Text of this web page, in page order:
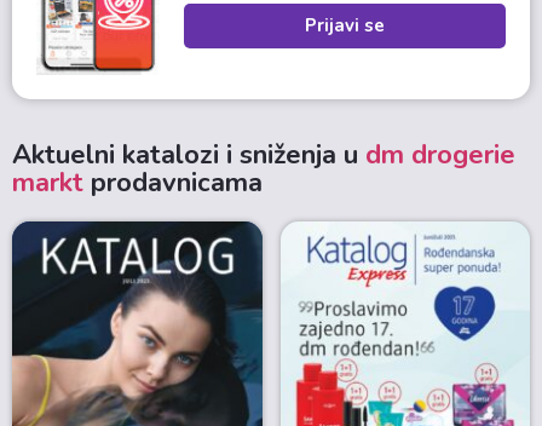
Prijavi se
Aktuelni katalozi i sniženja u dm drogerie
markt prodavnicama